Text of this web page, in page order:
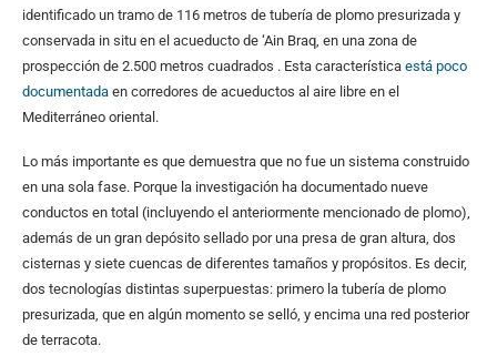
identificado un tramo de 116 metros de tubería de plomo presurizada y
conservada in situ en el acueducto de ‘Ain Braq, en una zona de
prospección de 2.500 metros cuadrados . Esta característica está poco
documentada en corredores de acueductos al aire libre en el
Mediterráneo oriental.
Lo más importante es que demuestra que no fue un sistema construido
en una sola fase. Porque la investigación ha documentado nueve
conductos en total (incluyendo el anteriormente mencionado de plomo),
además de un gran depósito sellado por una presa de gran altura, dos
cisternas y siete cuencas de diferentes tamaños y propósitos. Es decir,
dos tecnologías distintas superpuestas: primero la tubería de plomo
presurizada, que en algún momento se selló, y encima una red posterior
de terracota.